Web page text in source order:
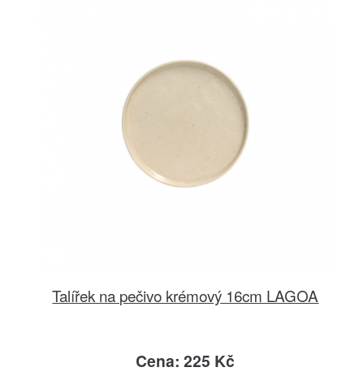
Talířek na pečivo krémový 16cm LAGOA
Cena: 225 Kč